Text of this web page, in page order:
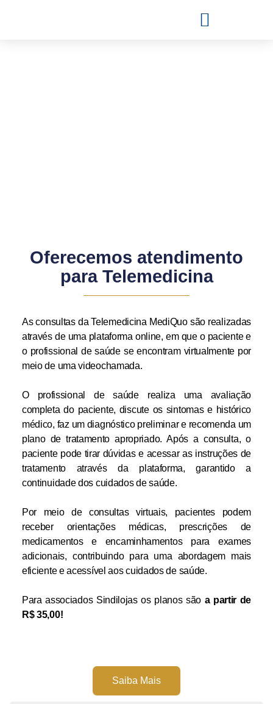
Oferecemos atendimento
para Telemedicina
As consultas da Telemedicina MediQuo são realizadas
através de uma plataforma online, em que o paciente e
o profissional de saúde se encontram virtualmente por
meio de uma videochamada.
O profissional de saúde realiza uma avaliação
completa do paciente, discute os sintomas e histórico
médico, faz um diagnóstico preliminar e recomenda um
plano de tratamento apropriado. Após a consulta, o
paciente pode tirar dúvidas e acessar as instruções de
tratamento através da plataforma, garantido a
continuidade dos cuidados de saúde.
Por meio de consultas virtuais, pacientes podem
receber orientações médicas, prescrições de
medicamentos e encaminhamentos para exames
adicionais, contribuindo para uma abordagem mais
eficiente e acessível aos cuidados de saúde.
Para associados Sindilojas os planos são a partir de
R$ 35,00!
Saiba Mais